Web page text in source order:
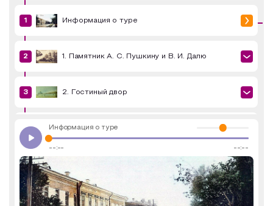
Аттестованные экскурсоводы
Маршруты от экскурсоводов
Все маршруты
Доступная среда
Информация о туре
1. Памятник А. С. Пушкину и В. И. Далю
2. Гостиный двор
3. Дом Тимашевых
4. Неплюевское военное училище
5. Дом Рычкова
Информация о туре
--:-- --:--